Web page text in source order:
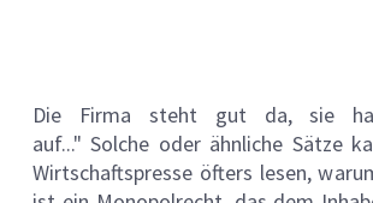
Die Firma steht gut da, sie
auf..." Solche oder ähnliche Sätze
Wirtschaftspresse öfters lesen,